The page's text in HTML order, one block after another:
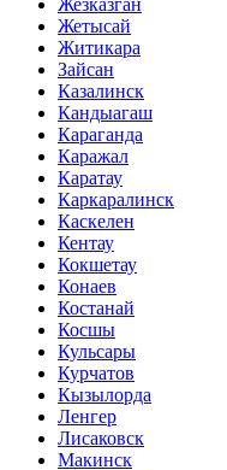
Жезказган
Жетысай
Житикара
Зайсан
Казалинск
Кандыагаш
Караганда
Каражал
Каратау
Каркаралинск
Каскелен
Кентау
Кокшетау
Конаев
Костанай
Косшы
Кульсары
Курчатов
Кызылорда
Ленгер
Лисаковск
Макинск